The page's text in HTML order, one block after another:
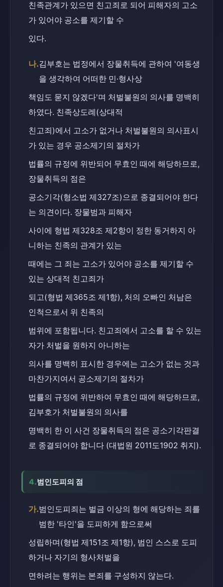
친족관계가 있으면 친고죄로 되어 피해자의 고소
가 있어야 공소를 제기할 수
있다.
나.김부호는 법정에서 장물취득에 관하여 '여동생
을 생각하여 어떠한 민·형사상
책임도 묻지 않겠다'며 처벌불원의 의사를 명백히
하였다. 친족상도례(상대적
친고죄)에서 고소가 없거나 처벌불원의 의사표시
가 있는 경우 공소제기의 절차가
법률의 규정에 위반되어 무효인 때에 해당하므로,
장물취득의 점은
공소기각(형소법 제327조)으로 종결되어야 한다
는 의견이다. 장물범과 피해자
사이에 형법 제328조 제2항이 정한 동거하지 아
니하는 친족의 관계가 있는
때에는 그 죄는 고소가 있어야 공소를 제기할 수
있는 상대적 친고죄가
되고(형법 제365조 제1항), 처의 오빠인 처남은
인척으로서 위 친족의
범위에 포함됩니다. 친고죄에서 고소를 할 수 있는
자가 처벌을 원하지 아니하는
의사를 명백히 표시한 경우에는 고소가 없는 것과
마찬가지여서 공소제기의 절차가
법률의 규정에 위반하여 무효인 때에 해당하므로,
김부호가 처벌불원의 의사를
명백히 한 이 사건 장물취득의 점은 공소기각판결
로 종결되어야 합니다 (대법원 2011도1902 취지).
4.범인도피의 점
가.범인도피죄는 벌금 이상의 형에 해당하는 죄를
범한 '타인'을 도피하게 함으로써
성립하며(형법 제151조 제1항), 범인 스스로 도피
하거나 자기의 형사처벌을
면하려는 행위는 본죄를 구성하지 않는다.